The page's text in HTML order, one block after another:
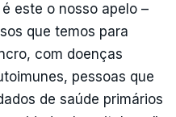
este o nosso apelo –
que temos para
com doenças
pessoas que
de saúde primários